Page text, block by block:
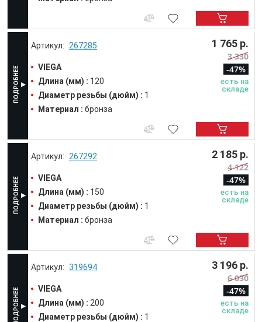
267285
VIEGA
Длина (мм) : 120
Диаметр резьбы (дюйм) : 1
Материал : бронза
1 765 р.
3 330
-47%
есть на
складе
267292
VIEGA
Длина (мм) : 150
Диаметр резьбы (дюйм) : 1
Материал : бронза
2 185 р.
4 122
-47%
есть на
складе
319694
VIEGA
Длина (мм) : 200
Диаметр резьбы (дюйм) : 1
3 196 р.
6 030
-47%
есть на
складе